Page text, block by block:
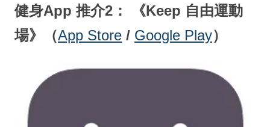
健身App 推介2： 《Keep 自由運動
場》
（App Store / Google Play）